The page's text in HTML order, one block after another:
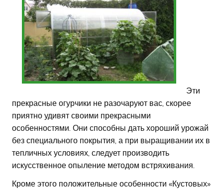
Эти
прекрасные огурчики не разочаруют вас, скорее
приятно удивят своими прекрасными
особенностями. Они способны дать хороший урожай
без специального покрытия, а при выращивании их в
тепличных условиях, следует производить
искусственное опыление методом встряхивания.
Кроме этого положительные особенности «Кустовых»